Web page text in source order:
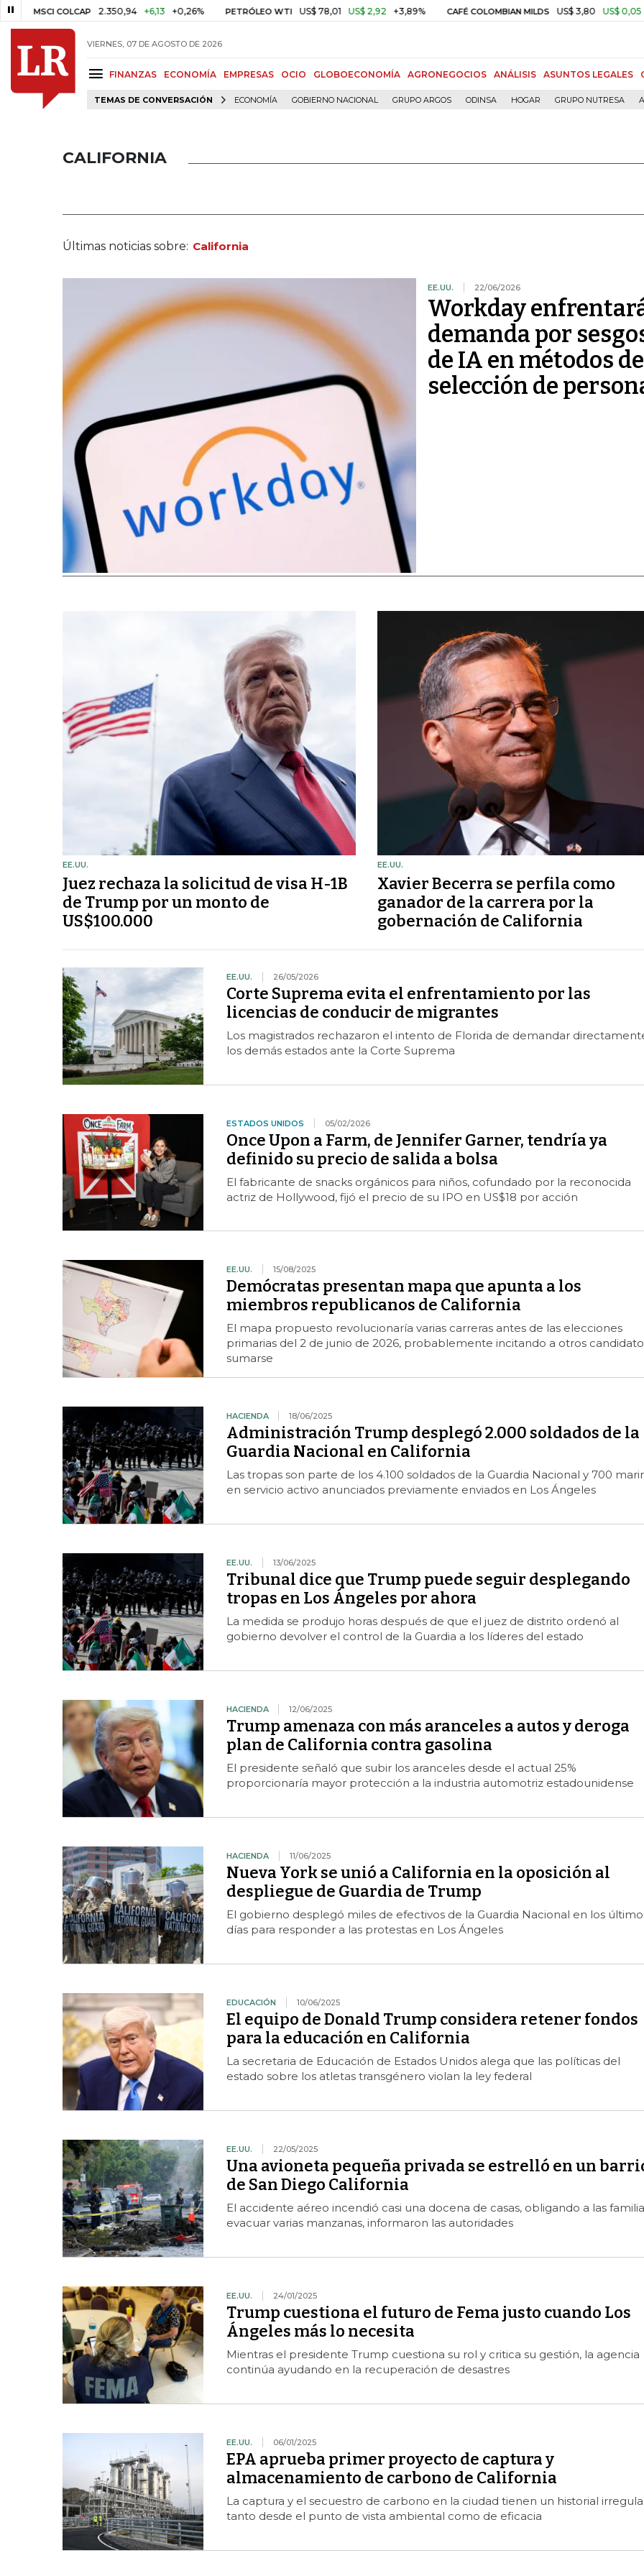
COLCAP 2.350,94 +6,13 +0,26% PETRÓLEO WTI US$ 78,01 US$ 2,92 +3,89% CAFÉ COLOMBIAN MILDS US$ 3,80 US$ 0,05 +1,40%
VIERNES, 07 DE AGOSTO DE 2026
FINANZAS ECONOMÍA EMPRESAS OCIO GLOBOECONOMÍA AGRONEGOCIOS ANÁLISIS ASUNTOS LEGALES
TEMAS DE CONVERSACIÓN ECONOMÍA GOBIERNO NACIONAL GRUPO ARGOS ODINSA HOGAR GRUPO NUTRESA
CALIFORNIA
Últimas noticias sobre: California
EE.UU. 22/06/2026
Workday
demanda por
de IA en métodos de
selección de
EE.UU.
Juez rechaza la solicitud de visa H-1B
de Trump por un monto de
US$100.000
EE.UU.
Xavier Becerra se perfila como
ganador de la carrera por la
gobernación de California
EE.UU. 26/05/2026
Corte Suprema evita el enfrentamiento por las
licencias de conducir de migrantes
Los magistrados rechazaron el intento de Florida de demandar
los demás estados ante la Corte Suprema
ESTADOS UNIDOS 05/02/2026
Once Upon a Farm, de Jennifer Garner, tendría ya
definido su precio de salida a bolsa
El fabricante de snacks orgánicos para niños, cofundado por la reconocida
actriz de Hollywood, fijó el precio de su IPO en US$18 por acción
EE.UU. 15/08/2025
Demócratas presentan mapa que apunta a los
miembros republicanos de California
El mapa propuesto revolucionaría varias carreras antes de las elecciones
primarias del 2 de junio de 2026, probablemente incitando a otros
sumarse
HACIENDA 18/06/2025
Administración Trump desplegó 2.000 soldados de la
Guardia Nacional en California
Las tropas son parte de los 4.100 soldados de la Guardia Nacional y 700
en servicio activo anunciados previamente enviados en Los Ángeles
EE.UU. 13/06/2025
Tribunal dice que Trump puede seguir desplegando
tropas en Los Ángeles por ahora
La medida se produjo horas después de que el juez de distrito ordenó al
gobierno devolver el control de la Guardia a los líderes del estado
HACIENDA 12/06/2025
Trump amenaza con más aranceles a autos y deroga
plan de California contra gasolina
El presidente señaló que subir los aranceles desde el actual 25%
proporcionaría mayor protección a la industria automotriz estadounidense
HACIENDA 11/06/2025
Nueva York se unió a California en la oposición al
despliegue de Guardia de Trump
El gobierno desplegó miles de efectivos de la Guardia Nacional en los
días para responder a las protestas en Los Ángeles
EDUCACIÓN 10/06/2025
El equipo de Donald Trump considera retener fondos
para la educación en California
La secretaria de Educación de Estados Unidos alega que las políticas del
estado sobre los atletas transgénero violan la ley federal
EE.UU. 22/05/2025
Una avioneta pequeña privada se estrelló en un
de San Diego California
El accidente aéreo incendió casi una docena de casas, obligando a las
evacuar varias manzanas, informaron las autoridades
EE.UU. 24/01/2025
Trump cuestiona el futuro de Fema justo cuando Los
Ángeles más lo necesita
Mientras el presidente Trump cuestiona su rol y critica su gestión, la agencia
continúa ayudando en la recuperación de desastres
EE.UU. 06/01/2025
EPA aprueba primer proyecto de captura y
almacenamiento de carbono de California
La captura y el secuestro de carbono en la ciudad tienen un historial
tanto desde el punto de vista ambiental como de eficacia